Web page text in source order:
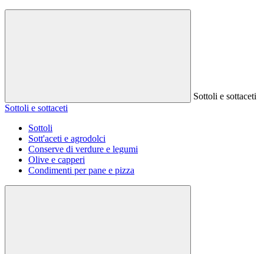
Sottoli e sottaceti
Sottoli e sottaceti
Sottoli
Sott'aceti e agrodolci
Conserve di verdure e legumi
Olive e capperi
Condimenti per pane e pizza